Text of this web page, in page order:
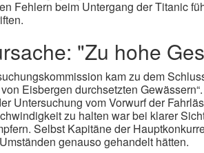
Fehlern beim Untergang der Titanic
"Zu hohe
kam zu dem
Eisbergen durchsetzten
Untersuchung vom Vorwurf der
zu halten war bei klarer
Selbst Kapitäne der
genauso gehandelt hätten.